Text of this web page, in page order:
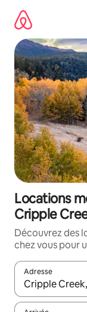
directement
contenu
Locations
Cripple
Découvrez des
chez vous pour
Adresse
Lorsque les